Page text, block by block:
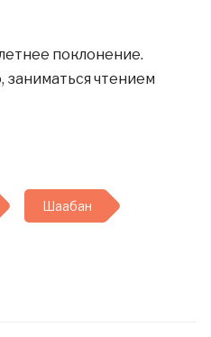
поклонение.
заниматься чтением
Шаабан